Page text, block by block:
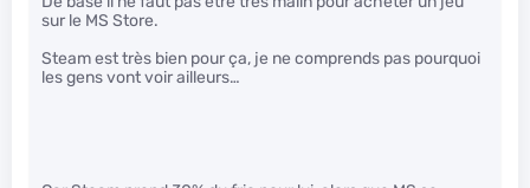
sur le MS Store.
Steam est très bien pour ça, je ne comprends pas pourquoi
les gens vont voir ailleurs…